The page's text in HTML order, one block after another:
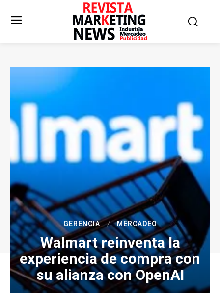
GERENCIA MERCADEO
Walmart reinventa la
experiencia de compra con
su alianza con OpenAI